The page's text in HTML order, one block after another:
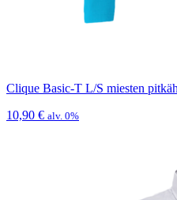
Clique Basic-T L/S miesten
10,90 € alv. 0%